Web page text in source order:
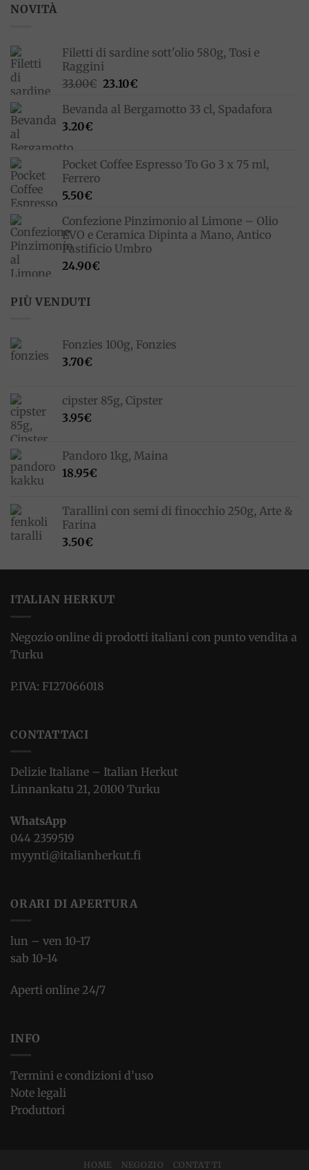
NOVITÀ
Filetti di sardine sott'olio 580g, Tosi e
Raggini
33.00€ Il
originale
23.10€Il
attuale
Bevanda al Bergamotto 33 cl, Spadafora
3.20€
Pocket Coffee Espresso To Go 3 x 75 ml,
Ferrero
5.50€
Confezione Pinzimonio al Limone – Olio
EVO e Ceramica Dipinta a Mano, Antico
Pastificio Umbro
24.90€
PIÙ VENDUTI
Fonzies 100g, Fonzies
3.70€
cipster 85g, Cipster
3.95€
Pandoro 1kg, Maina
18.95€
Tarallini con semi di finocchio 250g, Arte &
Farina
3.50€
ITALIAN HERKUT
Negozio online di prodotti italiani con punto vendita a
Turku
P.IVA: FI27066018
CONTATTACI
Delizie Italiane – Italian Herkut
Linnankatu 21, 20100 Turku
WhatsApp
044 2359519
myynti@italianherkut.fi
ORARI DI APERTURA
lun – ven 10-17
sab 10-14
Aperti online 24/7
INFO
Termini e condizioni d’uso
Note legali
Produttori
HOME NEGOZIO
CONTATTI